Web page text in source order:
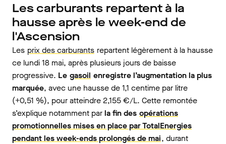
Les carburants repartent à la
hausse après le week-end de
l'Ascension
Les prix des carburants repartent légèrement à la hausse
ce lundi 18 mai, après plusieurs jours de baisse
progressive. Le gasoil enregistre l’augmentation la plus
marquée, avec une hausse de 1,1 centime par litre
(+0,51 %), pour atteindre 2,155 €/L. Cette remontée
s’explique notamment parla fin des opérations
promotionnelles mises en place par TotalEnergies
pendant les week-ends prolongés de mai, durant